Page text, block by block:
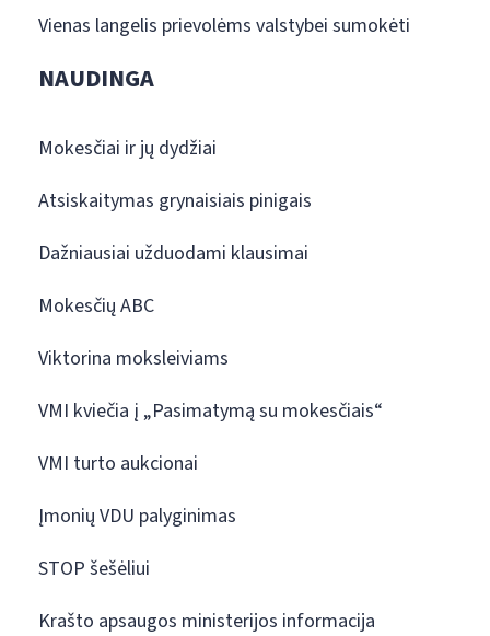
Vienas langelis prievolėms valstybei sumokėti
NAUDINGA
Mokesčiai ir jų dydžiai
Atsiskaitymas grynaisiais pinigais
Dažniausiai užduodami klausimai
Mokesčių ABC
Viktorina moksleiviams
VMI kviečia į „Pasimatymą su mokesčiais“
VMI turto aukcionai
Įmonių VDU palyginimas
STOP šešėliui
Krašto apsaugos ministerijos informacija